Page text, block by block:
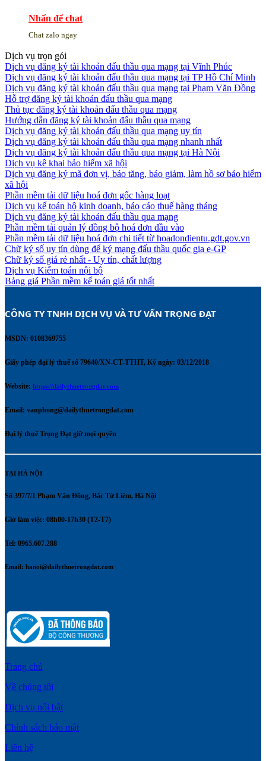
Nhấn để chat
Chat zalo ngay
Dịch vụ trọn gói
Dịch vụ đăng ký tài khoản đấu thầu qua mạng tại Vĩnh Phúc
Dịch vụ đăng ký tài khoản đấu thầu qua mạng tại TP Hồ Chí Minh
Dịch vụ đăng ký tài khoản đấu thầu qua mạng tại Phạm Văn Đồng
Hỗ trợ đăng ký tài khoản đấu thầu qua mạng
Thủ tục đăng ký tài khoản đấu thầu qua mạng
Hướng dẫn đăng ký tài khoản đấu thầu qua mạng
Dịch vụ đăng ký tài khoản đấu thầu qua mạng uy tín
Dịch vụ đăng ký tài khoản đấu thầu qua mạng nhanh nhất
Dịch vụ đăng ký tài khoản đấu thầu qua mạng tại Hà Nội
Dịch vụ kê khai bảo hiểm xã hội
Dịch vụ đăng ký mã đơn vị, báo tăng, báo giảm, làm hồ sơ bảo hiểm
xã hội
Phần mềm tải dữ liệu hoá đơn gốc hàng loạt
Dịch vụ kế toán hộ kinh doanh, báo cáo thuế hàng tháng
Dịch vụ đăng ký tài khoản đấu thầu qua mạng
Phần mềm tải quản lý đồng bộ hoá đơn đầu vào
Phần mềm tải dữ liệu hoá đơn chi tiết từ hoadondientu.gdt.gov.vn
Chữ ký số uy tín dùng để ký mạng đấu thầu quốc gia e-GP
Chữ ký số giá rẻ nhất - Uy tín, chất lượng
Dịch vụ Kiểm toán nội bộ
Bảng giá Phần mềm kế toán giá tốt nhất
CÔNG TY TNHH DỊCH VỤ VÀ TƯ VẤN TRỌNG ĐẠT
MSDN: 0108369755
Giấy phép đại lý thuế số 79640/XN-CT-TTHT, Ký ngày: 03/12/2018
Website: https://dailythuetrongdat.com
Email: vanphong@dailythuetrongdat.com
Đại lý thuế Trọng Đạt giữ mọi quyền
TẠI HÀ NỘI
Số 397/7/1 Phạm Văn Đồng, Bắc Từ Liêm, Hà Nội
Giờ làm việc: 08h00-17h30 (T2-T7)
Tel: 0965.607.288
Email: hanoi@dailythuetrongdat.com
Trang chủ
Về chúng tôi
Dịch vụ nổi bật
Chính sách bảo mật
Liên hệ